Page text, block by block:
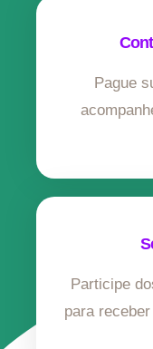
Pague
Participe
para